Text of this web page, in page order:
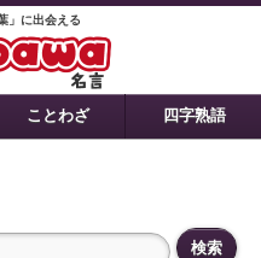
」に出会える
ことわざ 四字熟語
検索